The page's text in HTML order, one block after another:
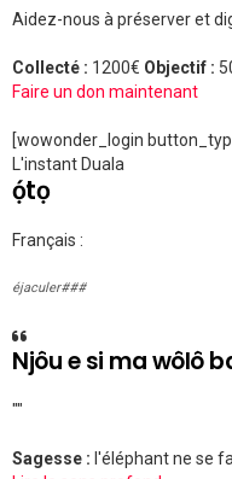
Aidez-nous à préserver et
Collecté : 1200€ Objectif :
Faire un don maintenant
[wowonder_login
L'instant Duala
ọ́tọ
Français :
éjaculer###
Njôu e si ma wôlô
""
Sagesse : l'éléphant ne se